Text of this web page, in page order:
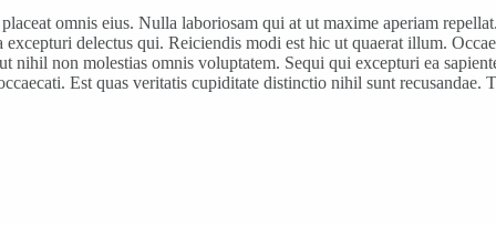
omnis eius. Nulla laboriosam qui at ut maxime aperiam
delectus qui. Reiciendis modi est hic ut quaerat illum.
nihil non molestias omnis voluptatem. Sequi qui excepturi ea
Est quas veritatis cupiditate distinctio nihil sunt recusandae.